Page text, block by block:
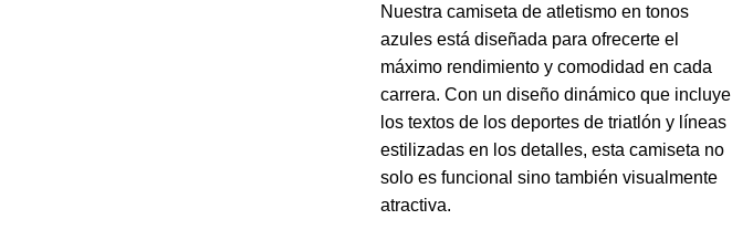
Nuestra camiseta de atletismo en tonos
azules está diseñada para ofrecerte el
máximo rendimiento y comodidad en cada
carrera. Con un diseño dinámico que incluye
los textos de los deportes de triatlón y líneas
estilizadas en los detalles, esta camiseta no
solo es funcional sino también visualmente
atractiva.